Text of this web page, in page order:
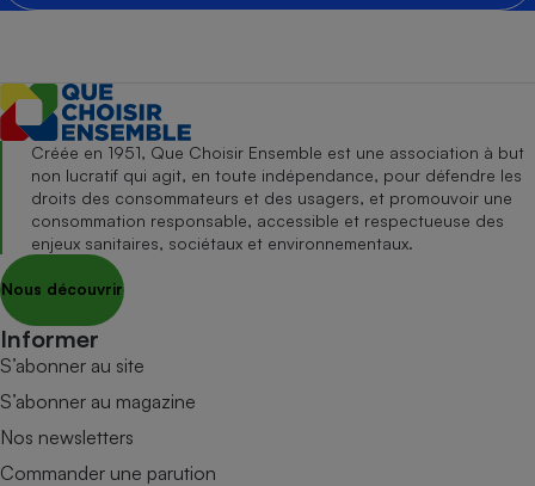
Créée en 1951, Que Choisir Ensemble est une association à but
non lucratif qui agit, en toute indépendance, pour défendre les
droits des consommateurs et des usagers, et promouvoir une
consommation responsable, accessible et respectueuse des
enjeux sanitaires, sociétaux et environnementaux.
Nous découvrir
Informer
S’abonner au site
S’abonner au magazine
Nos newsletters
Commander une parution